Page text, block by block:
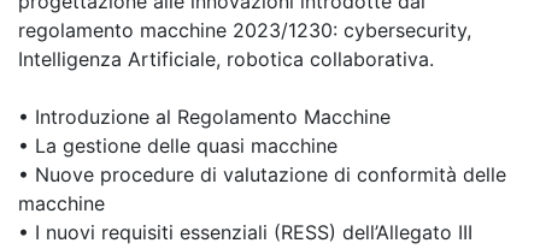
regolamento macchine 2023/1230: cybersecurity,
Intelligenza Artificiale, robotica collaborativa.
• Introduzione al Regolamento Macchine
• La gestione delle quasi macchine
• Nuove procedure di valutazione di conformità delle
macchine
• I nuovi requisiti essenziali (RESS) dell’Allegato III